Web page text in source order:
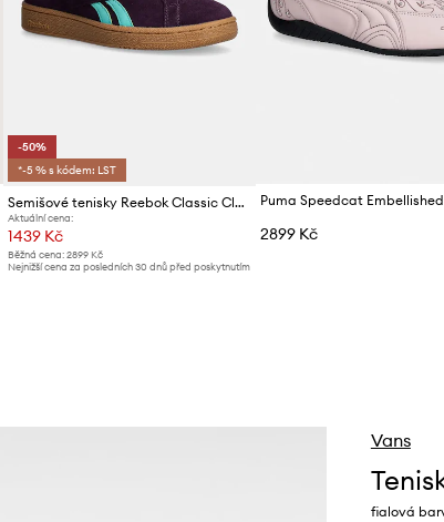
-50%
*-5 % s kódem: LST
Semišové tenisky Reebok Classic Club C Grounds Uk
Aktuální cena:
1439 Kč
Běžná cena: 2899 Kč
Nejnižší cena za posledních 30 dnů před poskytnutím
2899 Kč
Vans
fialová